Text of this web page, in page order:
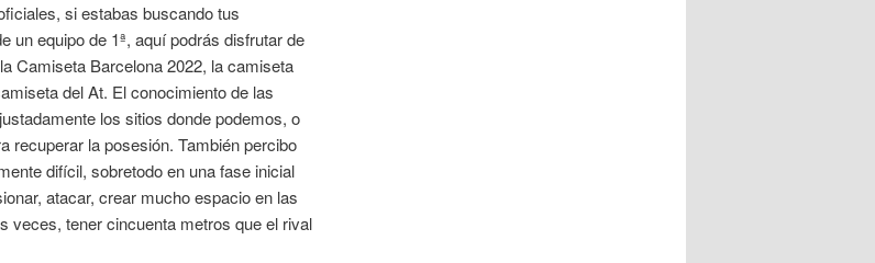
si estabas buscando tus
un equipo de 1ª, aquí podrás disfrutar de
Camiseta Barcelona 2022, la camiseta
del At. El conocimiento de las
los sitios donde podemos, o
recuperar la posesión. También percibo
difícil, sobretodo en una fase inicial
atacar, crear mucho espacio en las
veces, tener cincuenta metros que el rival